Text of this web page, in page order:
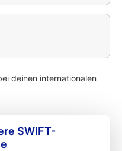
deinen internationalen
SWIFT-